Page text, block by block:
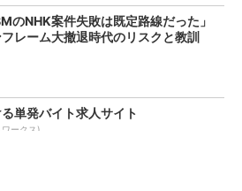
のNHK案件失敗は既定路線だった」
レーム大撤退時代のリスクと教訓
単発バイト求人サイト
ワークス)